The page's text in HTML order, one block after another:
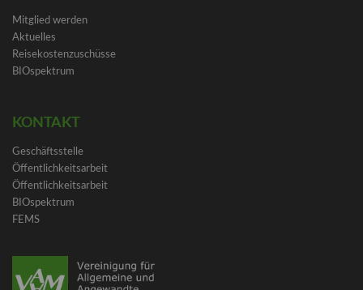
Mitglied werden
Aktuelles
Reisekostenzuschüsse
BIOspektrum
KONTAKT
Geschäftsstelle
Öffentlichkeitsarbeit
Öffentlichkeitsarbeit
BIOspektrum
FEMS